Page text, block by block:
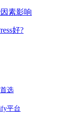
素影响
好?
选
平台